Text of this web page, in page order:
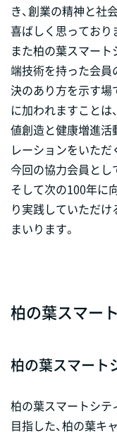
き、創業の精神と社
喜ばしく思っており
また柏の葉スマート
端技術を持った会
決のあり方を示す場
に加われますことは
値創造と健康増進活
レーションをいただ
今回の協力会員とし
そして次の100年に
り実践していただけ
まいります。
柏の葉スマー
柏の葉スマート
柏の葉スマートシテ
目指した、柏の葉キ